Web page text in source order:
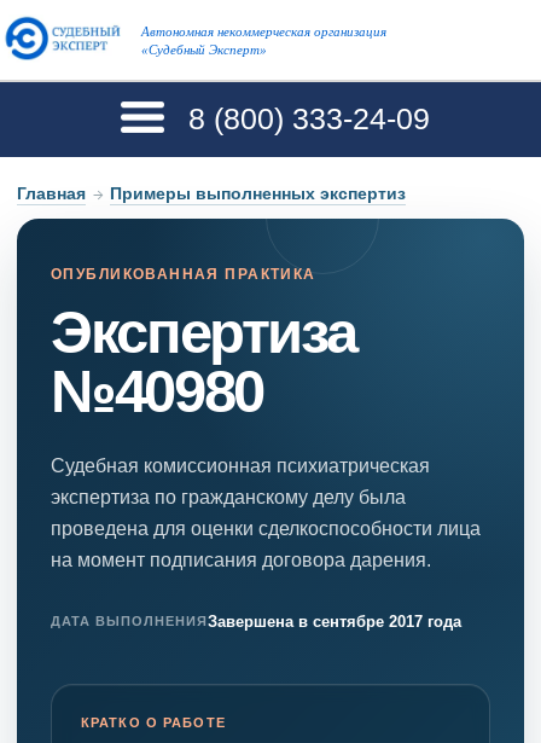
Автономная некоммерческая организация
«Судебный Эксперт»
8 (800) 333-24-09
Главная → Примеры выполненных экспертиз
ОПУБЛИКОВАННАЯ ПРАКТИКА
Экспертиза
№40980
Судебная комиссионная психиатрическая
экспертиза по гражданскому делу была
проведена для оценки сделкоспособности лица
на момент подписания договора дарения.
ДАТА ВЫПОЛНЕНИЯЗавершена в сентябре 2017 года
КРАТКО О РАБОТЕ